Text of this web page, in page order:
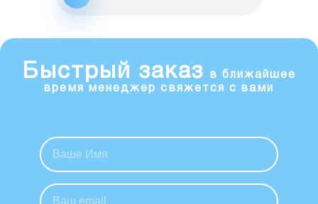
Быстрый заказ
в ближайшее
время менеджер свяжется с вами